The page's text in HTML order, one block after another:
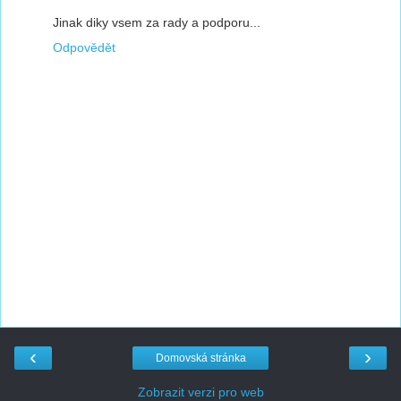
Jinak diky vsem za rady a podporu...
Odpovědět
‹ ›
Domovská stránka
Zobrazit verzi pro web